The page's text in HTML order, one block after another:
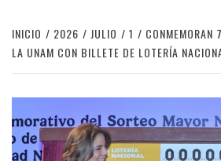
INICIO 2026 JULIO 1
CONMEMORAN
LA UNAM CON BILLETE DE LOTERÍA